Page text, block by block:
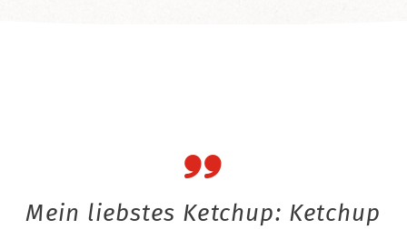
Mein liebstes Ketchup: Ketchup